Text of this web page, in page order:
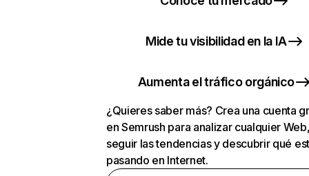
Mide tu visibilidad en la IA
Aumenta el tráfico orgánico
¿Quieres saber más? Crea una cuenta
en Semrush para analizar cualquier
seguir las tendencias y descubrir qué
pasando en Internet.